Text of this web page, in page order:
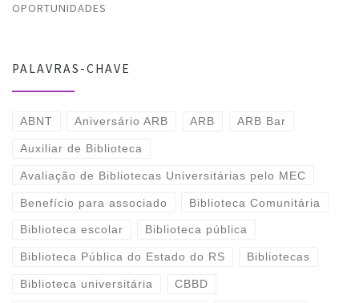
OPORTUNIDADES
PALAVRAS-CHAVE
ABNT Aniversário ARB ARB ARB Bar
Auxiliar de Biblioteca
Avaliação de Bibliotecas Universitárias pelo MEC
Benefício para associado Biblioteca Comunitária
Biblioteca escolar Biblioteca pública
Biblioteca Pública do Estado do RS Bibliotecas
Biblioteca universitária CBBD